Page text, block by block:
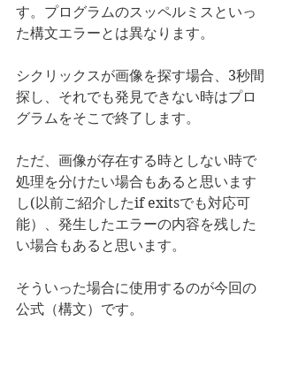
す。プログラムのスッペルミスといっ
た構文エラーとは異なります。
シクリックスが画像を探す場合、3秒間
探し、それでも発見できない時はプロ
グラムをそこで終了します。
ただ、画像が存在する時としない時で
処理を分けたい場合もあると思います
し(以前ご紹介したif exitsでも対応可
能）、発生したエラーの内容を残した
い場合もあると思います。
そういった場合に使用するのが今回の
公式（構文）です。